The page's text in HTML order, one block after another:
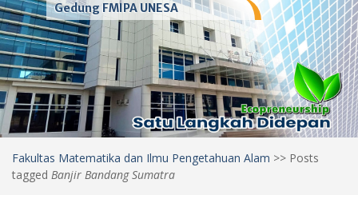
Gedung FMIPA UNESA
Fakultas Matematika dan Ilmu Pengetahuan Alam >> Posts
tagged Banjir Bandang Sumatra